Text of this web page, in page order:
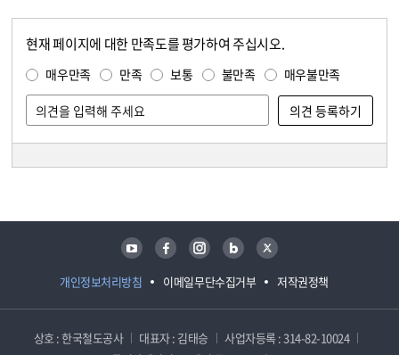
현재 페이지에 대한 만족도를 평가하여 주십시오.
매우만족 만족 보통 불만족 매우불만족
개인정보처리방침 이메일무단수집거부 저작권정책
유튜브 페이스북 인스타그램 블로그 트위터
상호 : 한국철도공사 대표자 : 김태승
사업자등록 : 314-82-10024